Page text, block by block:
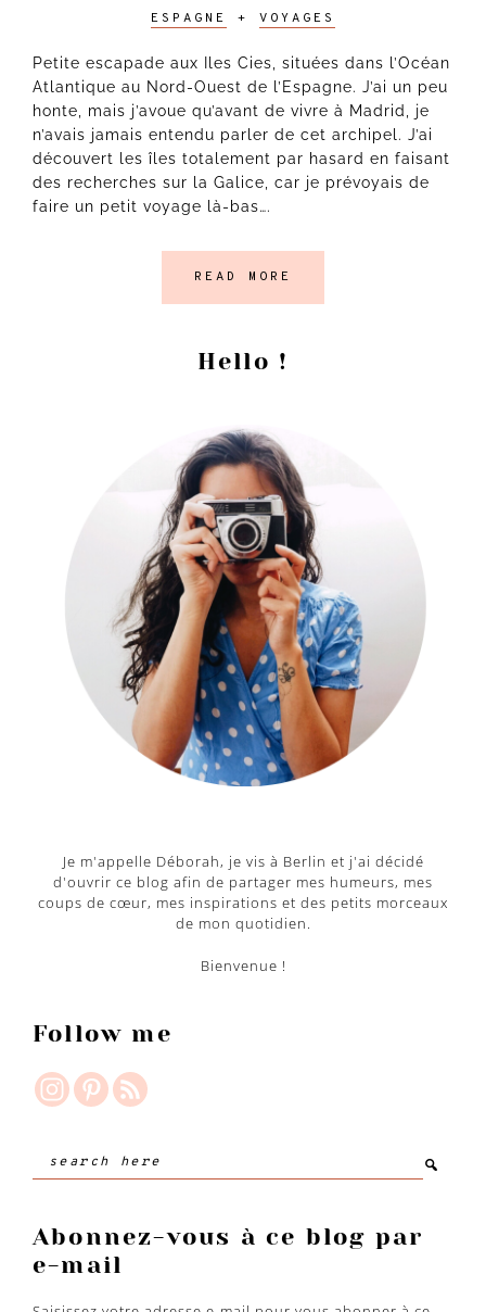
ESPAGNE + VOYAGES
Petite escapade aux Iles Cies, situées dans l’Océan
Atlantique au Nord-Ouest de l’Espagne. J’ai un peu
honte, mais j’avoue qu’avant de vivre à Madrid, je
n’avais jamais entendu parler de cet archipel. J’ai
découvert les îles totalement par hasard en faisant
des recherches sur la Galice, car je prévoyais de
faire un petit voyage là-bas….
READ MORE
principale
Hello !
Je m'appelle Déborah, je vis à Berlin et j'ai décidé
d'ouvrir ce blog afin de partager mes humeurs, mes
coups de cœur, mes inspirations et des petits morceaux
de mon quotidien.
Bienvenue !
Follow me
Search
here
Abonnez-vous à ce blog par
e-mail